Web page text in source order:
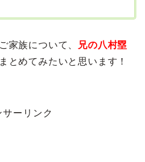
家族について、
兄の八村塁
とめてみたいと思います！
サーリンク